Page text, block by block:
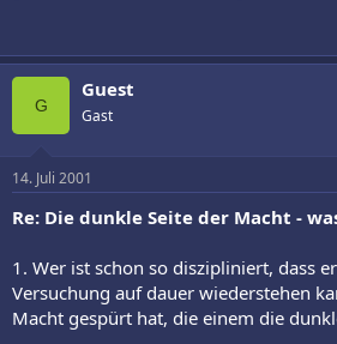
G
Guest
Gast
14. Juli 2001
Re: Die dunkle Seite der Macht -
1. Wer ist schon so diszipliniert, dass
Versuchung auf dauer wiederstehen
Macht gespürt hat, die einem die